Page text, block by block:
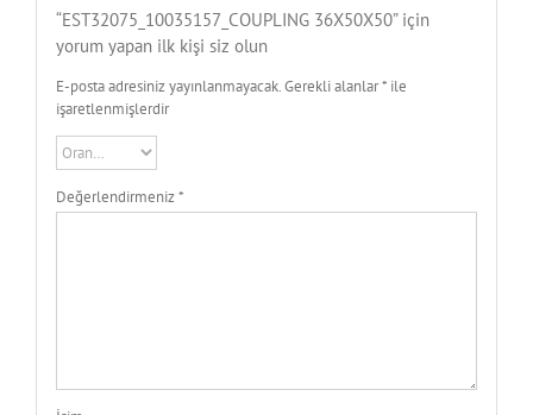
“EST32075_10035157_COUPLING 36X50X50” için
yorum yapan ilk kişi siz olun
E-posta adresiniz yayınlanmayacak. Gerekli alanlar*ile
işaretlenmişlerdir
Değerlendirmeniz*